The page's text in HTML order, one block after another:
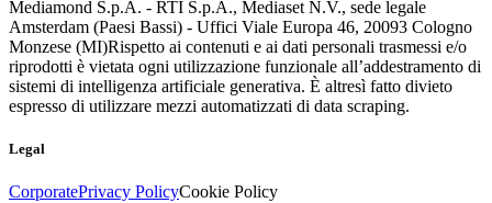
Mediamond S.p.A. - RTI S.p.A., Mediaset N.V., sede legale
Amsterdam (Paesi Bassi) - Uffici Viale Europa 46, 20093 Cologno
Monzese (MI)Rispetto ai contenuti e ai dati personali trasmessi e/o
riprodotti è vietata ogni utilizzazione funzionale all’addestramento di
sistemi di intelligenza artificiale generativa. È altresì fatto divieto
espresso di utilizzare mezzi automatizzati di data scraping.
Legal
CorporatePrivacy PolicyCookie Policy